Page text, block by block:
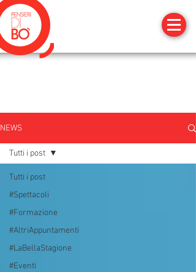
NEWS
Tutti i post
#Spettacoli
#Formazione
#AltriAppuntamenti
#LaBellaStagione
#Eventi
Tutti i post